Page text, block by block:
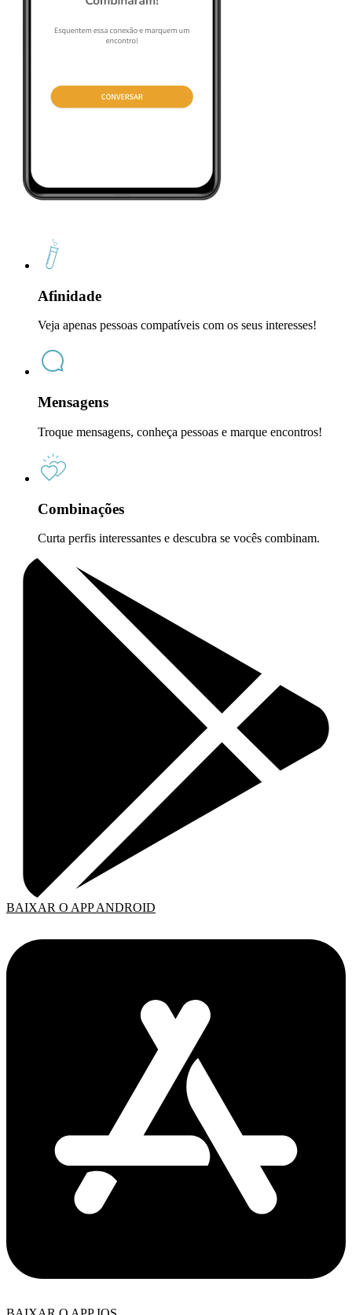
Afinidade
Veja apenas pessoas compatíveis com os seus interesses!
Mensagens
Troque mensagens, conheça pessoas e marque encontros!
Combinações
Curta perfis interessantes e descubra se vocês combinam.
BAIXAR O APP ANDROID